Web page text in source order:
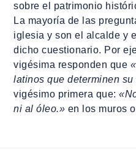
sobre el patrimonio
La mayoría de las
iglesia y son el alcalde y
dicho cuestionario. Por
vigésima responden que «
latinos que determinen
vigésimo primera que:«
ni al óleo.» en los muros